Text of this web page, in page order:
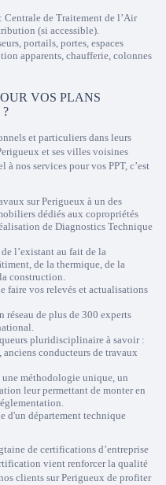
de Traitement de l’Air
(si accessible).
portails, portes, espaces
apparents, chaufferie, colonnes
VOS PLANS
et particuliers dans leurs
et ses villes voisines
nos services pour vos PPT, c’est
sur Perigueux à un des
dédiés aux copropriétés
de Diagnostics Technique
l’existant au fait de la
de la thermique, de la
construction.
faire vos relevés et actualisations
réseau de plus de 300 experts
pluridisciplinaire à savoir :
conducteurs de travaux
méthodologie unique, un
leur permettant de monter en
d'un département technique
de certifications d’entreprise
vient renforcer la qualité
clients sur Perigueux de profiter